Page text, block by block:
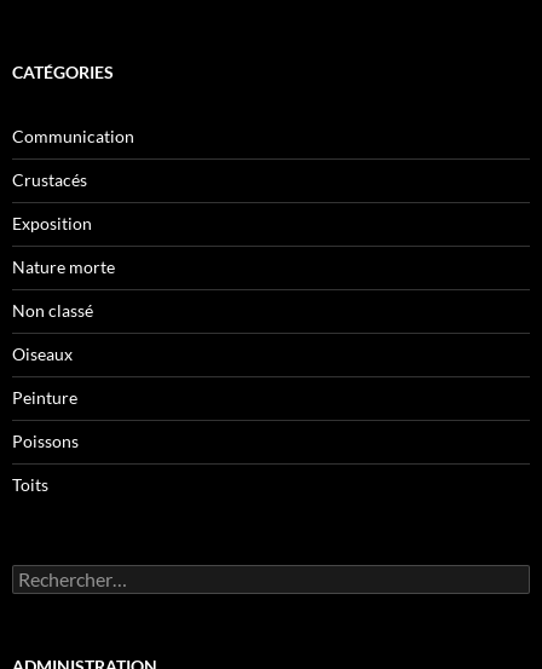
CATÉGORIES
Communication
Crustacés
Exposition
Nature morte
Non classé
Oiseaux
Peinture
Poissons
Toits
Rechercher :